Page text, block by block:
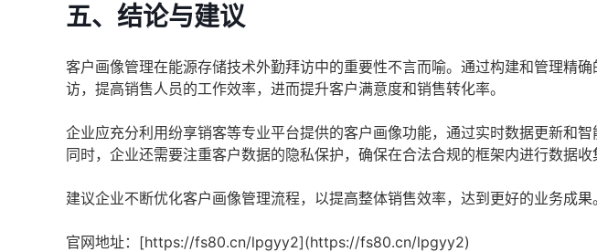
五、结论与建议
客户画像管理在能源存储技术外勤拜访中的重要性不言而喻。通过构建和管理精
访，提高销售人员的工作效率，进而提升客户满意度和销售转化率。
企业应充分利用纷享销客等专业平台提供的客户画像功能，通过实时数据更新和智
同时，企业还需要注重客户数据的隐私保护，确保在合法合规的框架内进行数据收
建议企业不断优化客户画像管理流程，以提高整体销售效率，达到更好的业务成果。
官网地址：[https://fs80.cn/lpgyy2](https://fs80.cn/lpgyy2)